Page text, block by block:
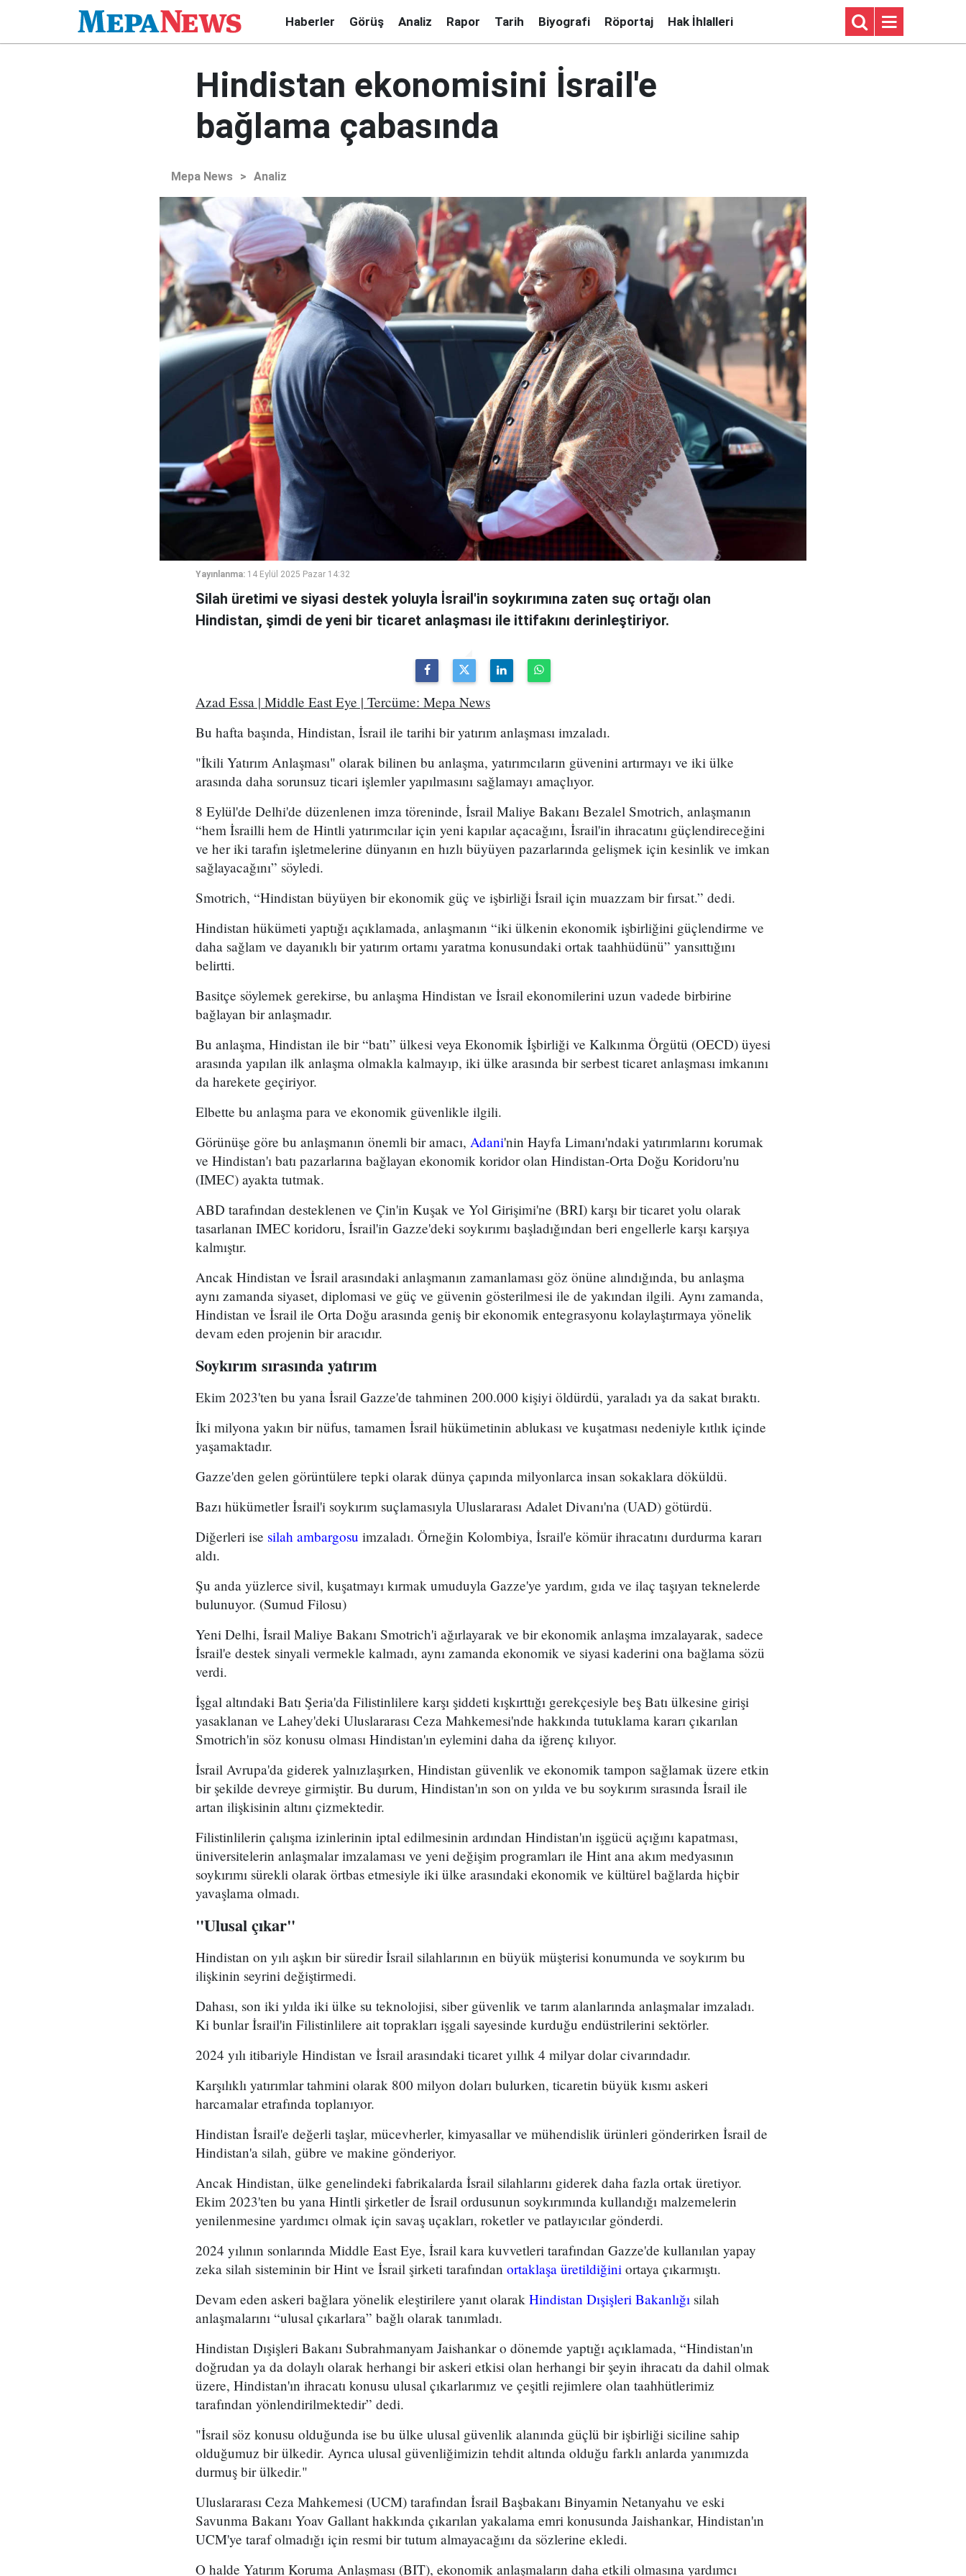
Haberler Görüş Analiz Rapor Tarih Biyografi Röportaj Hak İhlalleri
Hindistan ekonomisini İsrail'e
bağlama çabasında
Mepa News > Analiz
Yayınlanma: 14 Eylül 2025 Pazar 14:32
Silah üretimi ve siyasi destek yoluyla İsrail'in soykırımına zaten suç ortağı olan
Hindistan, şimdi de yeni bir ticaret anlaşması ile ittifakını derinleştiriyor.
Azad Essa | Middle East Eye | Tercüme: Mepa News
Bu hafta başında, Hindistan, İsrail ile tarihi bir yatırım anlaşması imzaladı.
"İkili Yatırım Anlaşması" olarak bilinen bu anlaşma, yatırımcıların güvenini artırmayı ve iki ülke
arasında daha sorunsuz ticari işlemler yapılmasını sağlamayı amaçlıyor.
8 Eylül'de Delhi'de düzenlenen imza töreninde, İsrail Maliye Bakanı Bezalel Smotrich, anlaşmanın
“hem İsrailli hem de Hintli yatırımcılar için yeni kapılar açacağını, İsrail'in ihracatını güçlendireceğini
ve her iki tarafın işletmelerine dünyanın en hızlı büyüyen pazarlarında gelişmek için kesinlik ve imkan
sağlayacağını” söyledi.
Smotrich, “Hindistan büyüyen bir ekonomik güç ve işbirliği İsrail için muazzam bir fırsat.” dedi.
Hindistan hükümeti yaptığı açıklamada, anlaşmanın “iki ülkenin ekonomik işbirliğini güçlendirme ve
daha sağlam ve dayanıklı bir yatırım ortamı yaratma konusundaki ortak taahhüdünü” yansıttığını
belirtti.
Basitçe söylemek gerekirse, bu anlaşma Hindistan ve İsrail ekonomilerini uzun vadede birbirine
bağlayan bir anlaşmadır.
Bu anlaşma, Hindistan ile bir “batı” ülkesi veya Ekonomik İşbirliği ve Kalkınma Örgütü (OECD) üyesi
arasında yapılan ilk anlaşma olmakla kalmayıp, iki ülke arasında bir serbest ticaret anlaşması imkanını
da harekete geçiriyor.
Elbette bu anlaşma para ve ekonomik güvenlikle ilgili.
Görünüşe göre bu anlaşmanın önemli bir amacı, Adani'nin Hayfa Limanı'ndaki yatırımlarını korumak
ve Hindistan'ı batı pazarlarına bağlayan ekonomik koridor olan Hindistan-Orta Doğu Koridoru'nu
(IMEC) ayakta tutmak.
ABD tarafından desteklenen ve Çin'in Kuşak ve Yol Girişimi'ne (BRI) karşı bir ticaret yolu olarak
tasarlanan IMEC koridoru, İsrail'in Gazze'deki soykırımı başladığından beri engellerle karşı karşıya
kalmıştır.
Ancak Hindistan ve İsrail arasındaki anlaşmanın zamanlaması göz önüne alındığında, bu anlaşma
aynı zamanda siyaset, diplomasi ve güç ve güvenin gösterilmesi ile de yakından ilgili. Aynı zamanda,
Hindistan ve İsrail ile Orta Doğu arasında geniş bir ekonomik entegrasyonu kolaylaştırmaya yönelik
devam eden projenin bir aracıdır.
Soykırım sırasında yatırım
Ekim 2023'ten bu yana İsrail Gazze'de tahminen 200.000 kişiyi öldürdü, yaraladı ya da sakat bıraktı.
İki milyona yakın bir nüfus, tamamen İsrail hükümetinin ablukası ve kuşatması nedeniyle kıtlık içinde
yaşamaktadır.
Gazze'den gelen görüntülere tepki olarak dünya çapında milyonlarca insan sokaklara döküldü.
Bazı hükümetler İsrail'i soykırım suçlamasıyla Uluslararası Adalet Divanı'na (UAD) götürdü.
Diğerleri ise silah ambargosu imzaladı. Örneğin Kolombiya, İsrail'e kömür ihracatını durdurma kararı
aldı.
Şu anda yüzlerce sivil, kuşatmayı kırmak umuduyla Gazze'ye yardım, gıda ve ilaç taşıyan teknelerde
bulunuyor. (Sumud Filosu)
Yeni Delhi, İsrail Maliye Bakanı Smotrich'i ağırlayarak ve bir ekonomik anlaşma imzalayarak, sadece
İsrail'e destek sinyali vermekle kalmadı, aynı zamanda ekonomik ve siyasi kaderini ona bağlama sözü
verdi.
İşgal altındaki Batı Şeria'da Filistinlilere karşı şiddeti kışkırttığı gerekçesiyle beş Batı ülkesine girişi
yasaklanan ve Lahey'deki Uluslararası Ceza Mahkemesi'nde hakkında tutuklama kararı çıkarılan
Smotrich'in söz konusu olması Hindistan'ın eylemini daha da iğrenç kılıyor.
İsrail Avrupa'da giderek yalnızlaşırken, Hindistan güvenlik ve ekonomik tampon sağlamak üzere etkin
bir şekilde devreye girmiştir. Bu durum, Hindistan'ın son on yılda ve bu soykırım sırasında İsrail ile
artan ilişkisinin altını çizmektedir.
Filistinlilerin çalışma izinlerinin iptal edilmesinin ardından Hindistan'ın işgücü açığını kapatması,
üniversitelerin anlaşmalar imzalaması ve yeni değişim programları ile Hint ana akım medyasının
soykırımı sürekli olarak örtbas etmesiyle iki ülke arasındaki ekonomik ve kültürel bağlarda hiçbir
yavaşlama olmadı.
"Ulusal çıkar"
Hindistan on yılı aşkın bir süredir İsrail silahlarının en büyük müşterisi konumunda ve soykırım bu
ilişkinin seyrini değiştirmedi.
Dahası, son iki yılda iki ülke su teknolojisi, siber güvenlik ve tarım alanlarında anlaşmalar imzaladı.
Ki bunlar İsrail'in Filistinlilere ait toprakları işgali sayesinde kurduğu endüstrilerini sektörler.
2024 yılı itibariyle Hindistan ve İsrail arasındaki ticaret yıllık 4 milyar dolar civarındadır.
Karşılıklı yatırımlar tahmini olarak 800 milyon doları bulurken, ticaretin büyük kısmı askeri
harcamalar etrafında toplanıyor.
Hindistan İsrail'e değerli taşlar, mücevherler, kimyasallar ve mühendislik ürünleri gönderirken İsrail de
Hindistan'a silah, gübre ve makine gönderiyor.
Ancak Hindistan, ülke genelindeki fabrikalarda İsrail silahlarını giderek daha fazla ortak üretiyor.
Ekim 2023'ten bu yana Hintli şirketler de İsrail ordusunun soykırımında kullandığı malzemelerin
yenilenmesine yardımcı olmak için savaş uçakları, roketler ve patlayıcılar gönderdi.
2024 yılının sonlarında Middle East Eye, İsrail kara kuvvetleri tarafından Gazze'de kullanılan yapay
zeka silah sisteminin bir Hint ve İsrail şirketi tarafından ortaklaşa üretildiğini ortaya çıkarmıştı.
Devam eden askeri bağlara yönelik eleştirilere yanıt olarak Hindistan Dışişleri Bakanlığı silah
anlaşmalarını “ulusal çıkarlara” bağlı olarak tanımladı.
Hindistan Dışişleri Bakanı Subrahmanyam Jaishankar o dönemde yaptığı açıklamada, “Hindistan'ın
doğrudan ya da dolaylı olarak herhangi bir askeri etkisi olan herhangi bir şeyin ihracatı da dahil olmak
üzere, Hindistan'ın ihracatı konusu ulusal çıkarlarımız ve çeşitli rejimlere olan taahhütlerimiz
tarafından yönlendirilmektedir” dedi.
"İsrail söz konusu olduğunda ise bu ülke ulusal güvenlik alanında güçlü bir işbirliği siciline sahip
olduğumuz bir ülkedir. Ayrıca ulusal güvenliğimizin tehdit altında olduğu farklı anlarda yanımızda
durmuş bir ülkedir."
Uluslararası Ceza Mahkemesi (UCM) tarafından İsrail Başbakanı Binyamin Netanyahu ve eski
Savunma Bakanı Yoav Gallant hakkında çıkarılan yakalama emri konusunda Jaishankar, Hindistan'ın
UCM'ye taraf olmadığı için resmi bir tutum almayacağını da sözlerine ekledi.
O halde Yatırım Koruma Anlaşması (BIT), ekonomik anlaşmaların daha etkili olmasına yardımcı